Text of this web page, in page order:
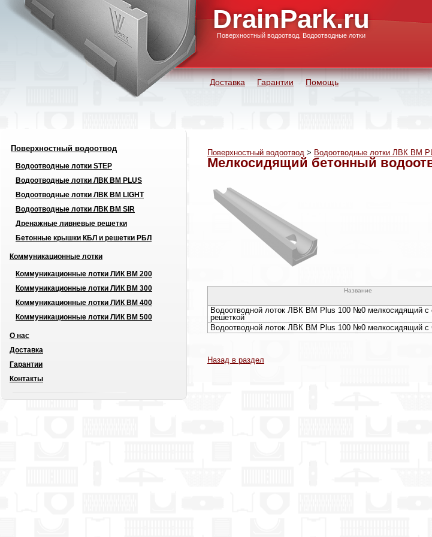
DrainPark.ru
Поверхностный водоотвод. Водоотводные лотки
Доставка Гарантии Помощь
Поверхностный водоотвод
Водоотводные лотки STEP
Водоотводные лотки ЛВК ВМ PLUS
Водоотводные лотки ЛВК ВМ LIGHT
Водоотводные лотки ЛВК ВМ SIR
Дренажные ливневые решетки
Бетонные крышки КБЛ и решетки РБЛ
Коммуникационные лотки
Коммуникационные лотки ЛИК ВМ 200
Коммуникационные лотки ЛИК ВМ 300
Коммуникационные лотки ЛИК ВМ 400
Коммуникационные лотки ЛИК ВМ 500
О нас
Доставка
Гарантии
Контакты
Поверхностный водоотвод > Водоотводные лотки ЛВК ВМ
Мелкосидящий бетонный
Название
Водоотводной лоток ЛВК ВМ Plus 100 №0 мелкосидящий с
решеткой
Водоотводной лоток ЛВК ВМ Plus 100 №0 мелкосидящий с
Назад в раздел